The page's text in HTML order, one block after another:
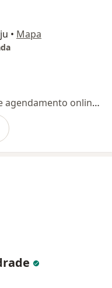
• Mapa
Esse especialista não oferece agendamento online para esse endereço.